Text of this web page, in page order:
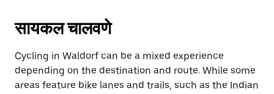
सायकल चालवणे
Cycling in Waldorf can be a mixed experience
depending on the destination and route. While some
areas feature bike lanes and trails, such as the Indian